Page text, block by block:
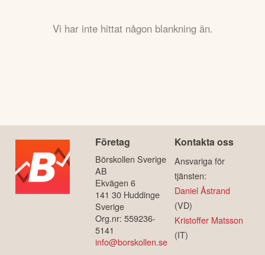
Vi har inte hittat någon blankning än.
Företag
Börskollen Sverige
AB
Ekvägen 6
141 30 Huddinge
Sverige
Org.nr: 559236-
5141
info@borskollen.se
Kontakta oss
Ansvariga för
tjänsten:
Daniel Åstrand
(VD)
Kristoffer Matsson
(IT)